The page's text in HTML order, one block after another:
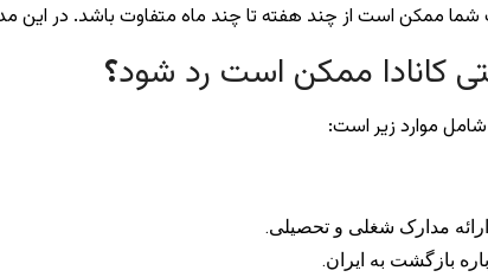
ممکن است از چند هفته تا چند ماه متفاوت باشد. در این
کانادا ممکن است رد شود؟
موارد زیر است:
مدارک شغلی و تحصیلی.
بازگشت به ایران.